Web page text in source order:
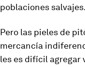
poblaciones salvajes.
Pero las pieles de
mercancía
les es difícil agregar